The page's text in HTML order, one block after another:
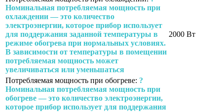
Номинальная потребляемая мощность при
охлаждении — это количество
электроэнергии, которое прибор использует
для поддержания заданной температуры в
режиме обогрева при нормальных условиях.
В зависимости от температуры в помещении
потребляемая мощность может
увеличиваться или уменьшаться
2000 Вт
Потребляемая мощность при обогреве: ?
Номинальная потребляемая мощность при
обогреве — это количество электроэнергии,
которое прибор использует для поддержания